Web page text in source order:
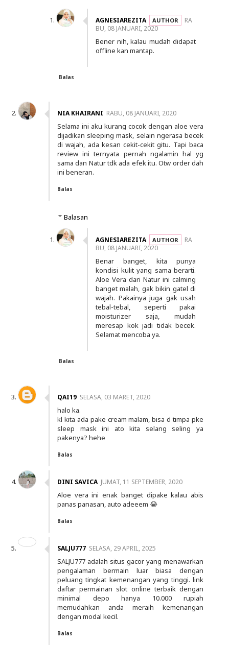
AGNESIAREZITA
RA
BU, 08 JANUARI, 2020
Bener nih, kalau mudah didapat
offline kan mantap.
Balas
NIA KHAIRANI RABU, 08 JANUARI, 2020
Selama ini aku kurang cocok dengan aloe vera
dijadikan sleeping mask, selain ngerasa becek
di wajah, ada kesan cekit-cekit gitu. Tapi baca
review ini ternyata pernah ngalamin hal yg
sama dan Natur tdk ada efek itu. Otw order dah
ini beneran.
Balas
Balasan
AGNESIAREZITA
RA
BU, 08 JANUARI, 2020
Benar banget, kita punya
kondisi kulit yang sama berarti.
Aloe Vera dari Natur ini calming
banget malah, gak bikin gatel di
wajah. Pakainya juga gak usah
tebal-tebal, seperti pakai
moisturizer saja, mudah
meresap kok jadi tidak becek.
Selamat mencoba ya.
Balas
QAI19 SELASA, 03 MARET, 2020
halo ka.
kl kita ada pake cream malam, bisa d timpa pke
sleep mask ini ato kita selang seling ya
pakenya? hehe
Balas
DINI SAVICA JUMAT, 11 SEPTEMBER, 2020
Aloe vera ini enak banget dipake kalau abis
panas panasan, auto adeeem 😂
Balas
SALJU777 SELASA, 29 APRIL, 2025
SALJU777 adalah situs gacor yang menawarkan
pengalaman bermain luar biasa dengan
peluang tingkat kemenangan yang tinggi. link
daftar permainan slot online terbaik dengan
minimal depo hanya 10.000 rupiah
memudahkan anda meraih kemenangan
dengan modal kecil.
Balas